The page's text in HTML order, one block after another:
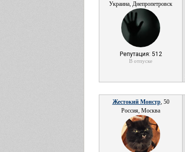
Украина, Днепропетровск
Репутация: 512
В отпуске
Жестокий Монстр, 50
Россия, Москва